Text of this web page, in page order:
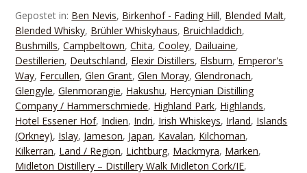
Gepostet in: Ben Nevis, Birkenhof - Fading Hill, Blended Malt,
Blended Whisky, Brühler Whiskyhaus, Bruichladdich,
Bushmills,Campbeltown,Chita,Cooley, Dailuaine,
Destillerien, Deutschland, Elexir Distillers, Elsburn, Emperor's
Way, Fercullen,Glen Grant,Glen Moray,Glendronach,
Glengyle,Glenmorangie, Hakushu, Hercynian Distilling
Company / Hammerschmiede, Highland Park, Highlands,
Hotel Essener Hof, Indien, Indri, Irish Whiskeys, Irland, Islands
(Orkney), Islay, Jameson, Japan, Kavalan, Kilchoman,
Kilkerran, Land / Region, Lichtburg, Mackmyra, Marken,
Midleton Distillery – Distillery Walk Midleton Cork/IE,